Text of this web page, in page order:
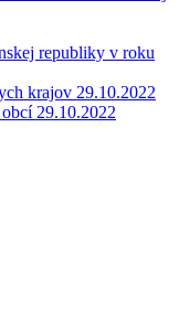
republiky v roku
krajov 29.10.2022
29.10.2022